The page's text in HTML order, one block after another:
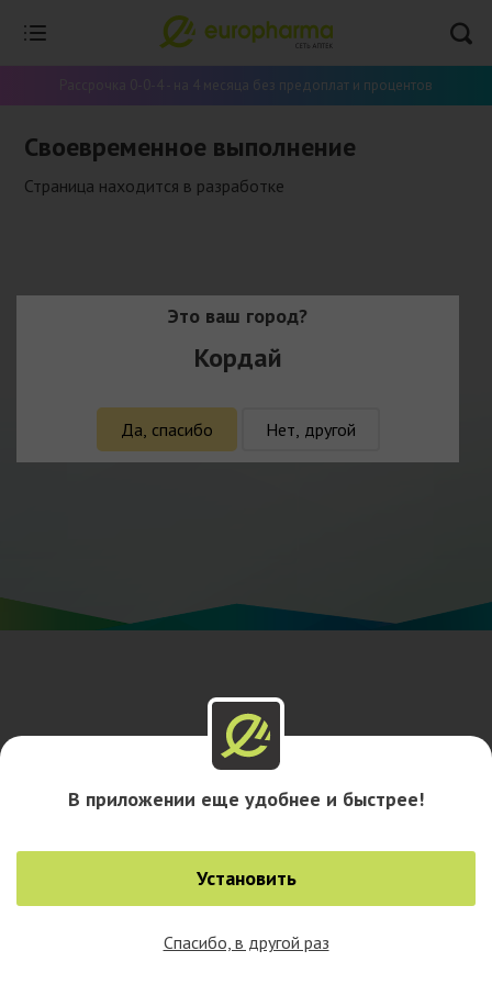
0
Рассрочка 0-0-4 - на 4 месяца без предоплат и процентов
Своевременное выполнение
Страница находится в разработке
В приложении еще удобнее и быстрее!
Установить
Спасибо, в другой раз
Это ваш город?
Кордай
Да, спасибо Нет, другой